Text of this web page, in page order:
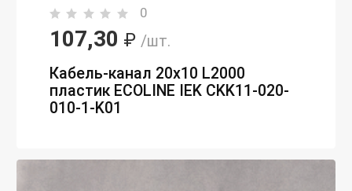
0
107,30 ₽ /шт.
Кабель-канал 20х10 L2000
пластик ECOLINE IEK CKK11-020-
010-1-K01